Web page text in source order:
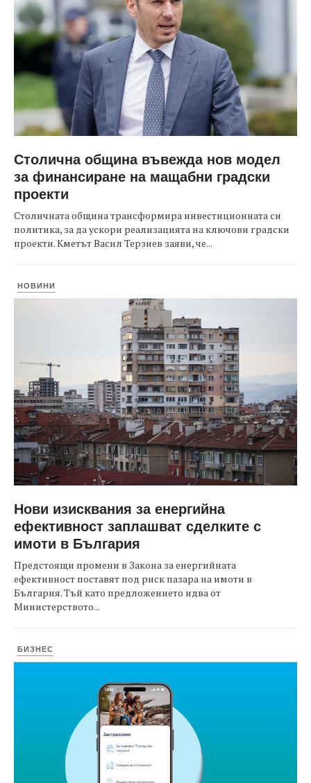
Столична община въвежда нов модел
за финансиране на мащабни градски
проекти
Столичната община трансформира инвестиционната си
политика, за да ускори реализацията на ключови градски
проекти. Кметът Васил Терзиев заяви, че...
НОВИНИ
Нови изисквания за енергийна
ефективност заплашват сделките с
имоти в България
Предстоящи промени в Закона за енергийната
ефективност поставят под риск пазара на имоти в
България. Тъй като предложението идва от
Министерството...
БИЗНЕС